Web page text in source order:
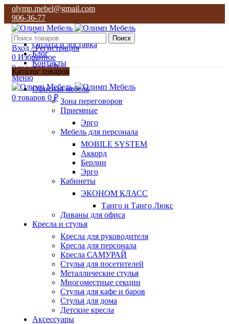
olymp.mebel@gmail.com
906-36-77
О нас
Оплата и доставка
Блог
Контакты
906-36-77
Поиск
Вход / Регистрация
0 Избранное
0товаров 0₽
Меню
0 товаров 0 ₽
Каталог товаров
Офисная мебель
Зона переговоров
Приемные
Эрго
Мебель для персонала
MOBILE SYSTEM
Аккорд
Берлин
Эрго
Кабинеты
ЭКОНОМ КЛАСС
Танго и Танго Люкс
Диваны для офиса
Кресла и стулья
Кресла для руководителя
Кресла для персонала
Кресла САМУРАЙ
Стулья для посетителей
Металлические стулья
Многоместные секции
Стулья для кафе и баров
Стулья для дома
Детские кресла
Аксессуары